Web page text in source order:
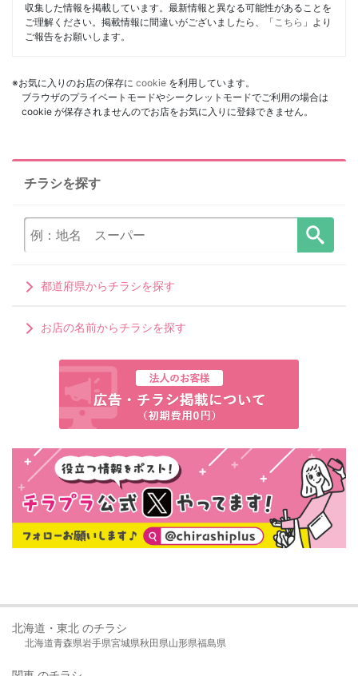
収集した情報を掲載しています。最新情報と異なる可能性があることを
ご理解ください。掲載情報に間違いがございましたら、「 こちら 」より
ご報告をお願いします。
※お気に入りのお店の保存に cookie を利用しています。
ブラウザのプライベートモードやシークレットモードでご利用の場合は
cookie が保存されませんのでお店をお気に入りに登録できません。
チラシを探す
都道府県からチラシを探す
お店の名前からチラシを探す
北海道・東北 のチラシ
北海道青森県岩手県宮城県秋田県山形県福島県